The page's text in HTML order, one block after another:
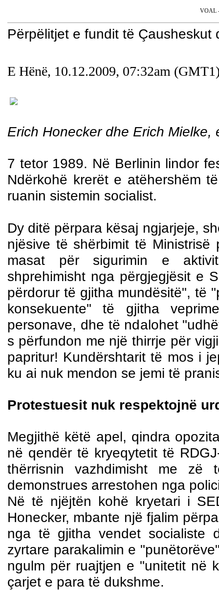
VOAL
Përpëlitjet e fundit të
E Hënë, 10.12.2009, 07:32am
Erich Honecker dhe Erich
7 tetor 1989. Në Berlinin lindor
Ndërkohë krerët e atëhershëm
ruanin sistemin socialist.
Dy ditë përpara kësaj ngjarjeje,
njësive të shërbimit të
masat për sigurimin e
shprehimisht nga përgjegjësit e
përdorur të gjitha mundësitë", të
konsekuente" të gjitha
personave, dhe të ndalohet
s përfundon me një thirrje për
papritur! Kundërshtarit të mos i
ku ai nuk mendon se jemi të
Protestuesit nuk respektojnë
Megjithë këtë apel, qindra
në qendër të kryeqytetit të
thërrisnin vazhdimisht me zë
demonstrues arrestohen nga
Në të njëjtën kohë kryetari i
Honecker, mbante një fjalim
nga të gjitha vendet socialiste
zyrtare parakalimin e
ngulm për ruajtjen e "unitetit në
çarjet e para të dukshme.